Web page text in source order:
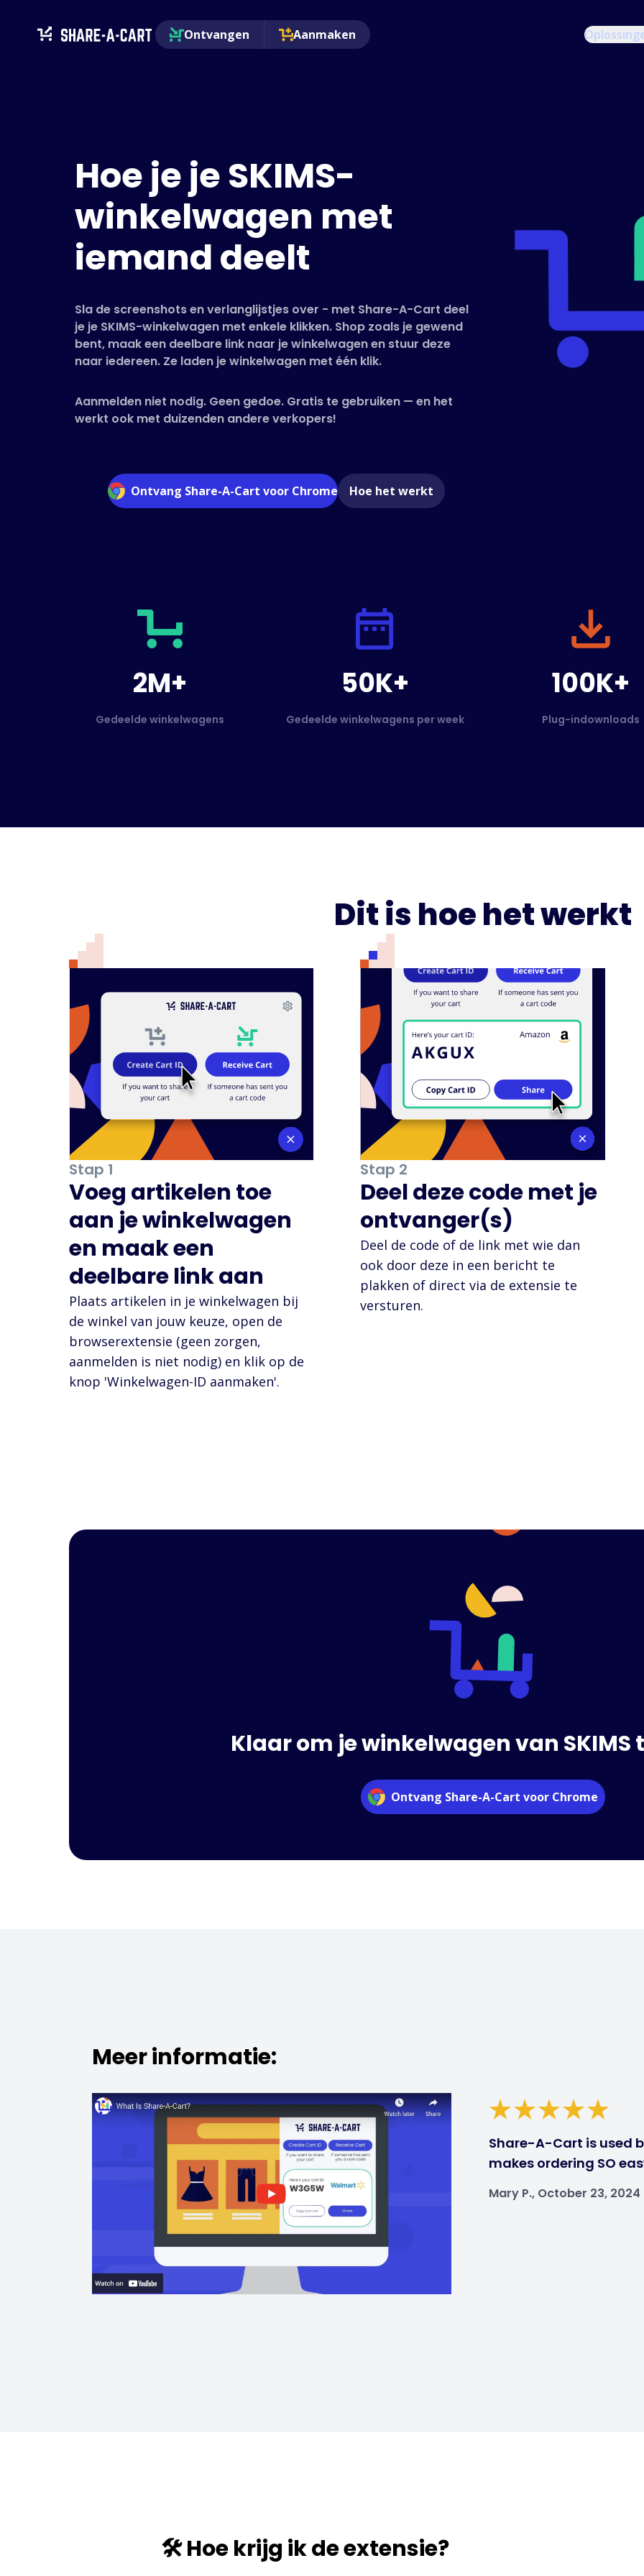
Ontvangen Aanmaken
Hoe je je SKIMS-
winkelwagen met
iemand deelt
Sla de screenshots en verlanglijstjes over - met Share-A-Cart deel
je je SKIMS-winkelwagen met enkele klikken. Shop zoals je gewend
bent, maak een deelbare link naar je winkelwagen en stuur deze
naar iedereen. Ze laden je winkelwagen met één klik.
Aanmelden niet nodig. Geen gedoe. Gratis te gebruiken — en het
werkt ook met duizenden andere verkopers!
Ontvang Share-A-Cart voor Chrome Hoe het werkt
2M+
Gedeelde winkelwagens
50K+
Gedeelde winkelwagens per week
100K+
Plug-indownloads
Dit is hoe het werkt
Stap 1
Voeg artikelen toe
aan je winkelwagen
en maak een
deelbare link aan
Plaats artikelen in je winkelwagen bij
de winkel van jouw keuze, open de
browserextensie (geen zorgen,
aanmelden is niet nodig) en klik op de
knop 'Winkelwagen-ID aanmaken'.
Stap 2
Deel deze code met je
ontvanger(s)
Deel de code of de link met wie dan
ook door deze in een bericht te
plakken of direct via de extensie te
versturen.
Klaar om je winkelwagen van SKIMS
Ontvang Share-A-Cart voor Chrome
Meer informatie:
Share-A-Cart is used
makes ordering SO
Mary P., October 23, 2024
🛠️ Hoe krijg ik de extensie?